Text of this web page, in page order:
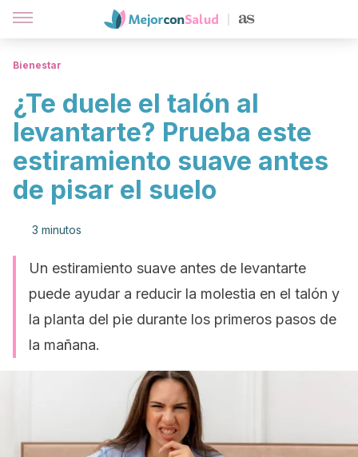
Bienestar
¿Te duele el talón al
levantarte? Prueba este
estiramiento suave antes
de pisar el suelo
3 minutos
Un estiramiento suave antes de levantarte
puede ayudar a reducir la molestia en el talón y
la planta del pie durante los primeros pasos de
la mañana.